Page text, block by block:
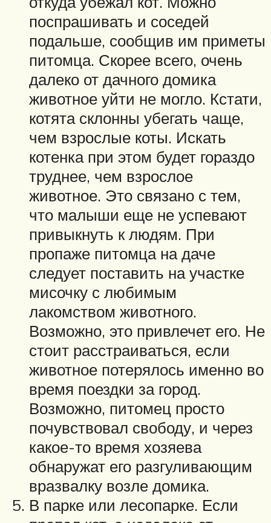
поспрашивать и соседей
подальше, сообщив им приметы
питомца. Скорее всего, очень
далеко от дачного домика
животное уйти не могло. Кстати,
котята склонны убегать чаще,
чем взрослые коты. Искать
котенка при этом будет гораздо
труднее, чем взрослое
животное. Это связано с тем,
что малыши еще не успевают
привыкнуть к людям. При
пропаже питомца на даче
следует поставить на участке
мисочку с любимым
лакомством животного.
Возможно, это привлечет его. Не
стоит расстраиваться, если
животное потерялось именно во
время поездки за город.
Возможно, питомец просто
почувствовал свободу, и через
какое-то время хозяева
обнаружат его разгуливающим
вразвалку возле домика.
В парке или лесопарке. Если